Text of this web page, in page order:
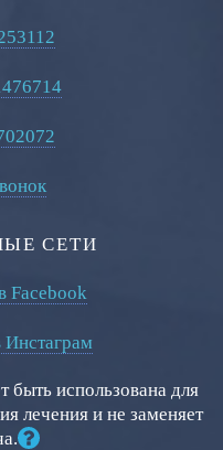
СЕТИ
Facebook
использована для
лечения и не заменяет